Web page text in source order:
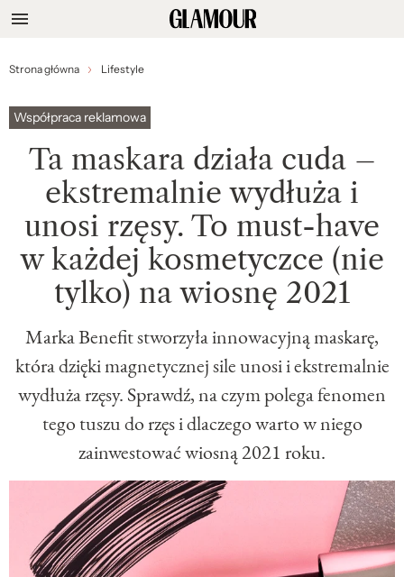
Strona główna Lifestyle
Współpraca reklamowa
Ta maskara działa cuda –
ekstremalnie wydłuża i
unosi rzęsy. To must-have
w każdej kosmetyczce (nie
tylko) na wiosnę 2021
Marka Benefit stworzyła innowacyjną maskarę,
która dzięki magnetycznej sile unosi i ekstremalnie
wydłuża rzęsy. Sprawdź, na czym polega fenomen
tego tuszu do rzęs i dlaczego warto w niego
zainwestować wiosną 2021 roku.